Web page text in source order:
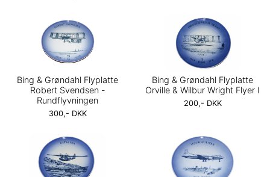
Bing & Grøndahl Flyplatte
Robert Svendsen -
Rundflyvningen
300,- DKK
Bing & Grøndahl Flyplatte
Orville & Wilbur Wright Flyer I
200,- DKK